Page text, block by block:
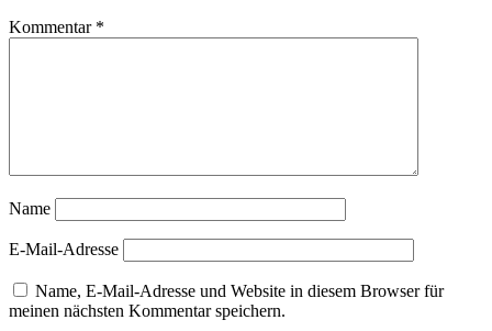
Kommentar *
Name
E-Mail-Adresse
Name, E-Mail-Adresse und Website in diesem Browser für
meinen nächsten Kommentar speichern.